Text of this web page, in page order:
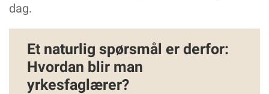
dag.
Et naturlig spørsmål er derfor:
Hvordan blir man
yrkesfaglærer?